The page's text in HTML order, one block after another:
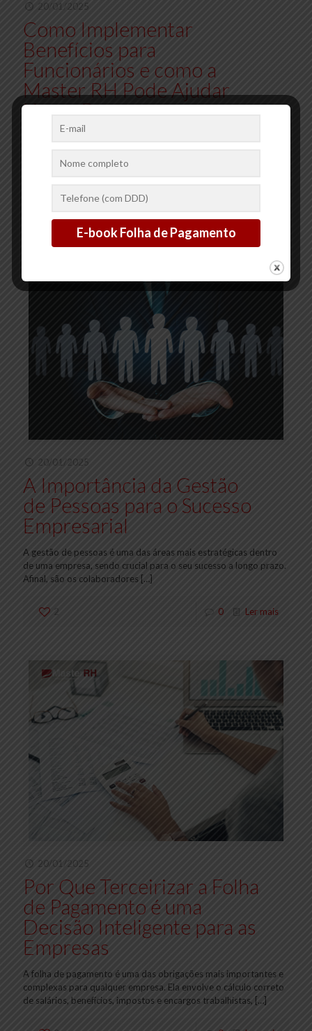
20/01/2025
Como Implementar
Benefícios para
Funcionários e como a
Master RH Pode Ajudar
Nesse Processo
promover a satisfação e o bem-estar da equipe. Oferecer
20/01/2025
A Importância da Gestão
de Pessoas para o Sucesso
Empresarial
A gestão de pessoas é uma das áreas mais estratégicas dentro
de uma empresa, sendo crucial para o seu sucesso a longo prazo.
Afinal, são os colaboradores […]
2 0 Ler mais
20/01/2025
Por Que Terceirizar a Folha
de Pagamento é uma
Decisão Inteligente para as
Empresas
A folha de pagamento é uma das obrigações mais importantes e
complexas para qualquer empresa. Ela envolve o cálculo correto
de salários, benefícios, impostos e encargos trabalhistas, […]